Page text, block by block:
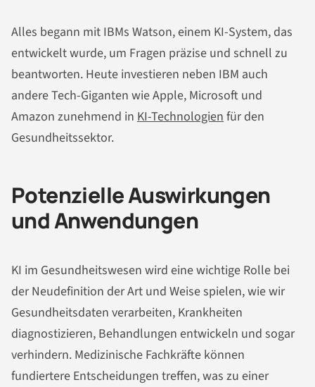
Alles begann mit IBMs Watson, einem KI-System, das
entwickelt wurde, um Fragen präzise und schnell zu
beantworten. Heute investieren neben IBM auch
andere Tech-Giganten wie Apple, Microsoft und
Amazon zunehmend in KI-Technologienfür den
Gesundheitssektor.
Potenzielle Auswirkungen
und Anwendungen
KI im Gesundheitswesen wird eine wichtige Rolle bei
der Neudefinition der Art und Weise spielen, wie wir
Gesundheitsdaten verarbeiten, Krankheiten
diagnostizieren, Behandlungen entwickeln und sogar
verhindern. Medizinische Fachkräfte können
fundiertere Entscheidungen treffen, was zu einer